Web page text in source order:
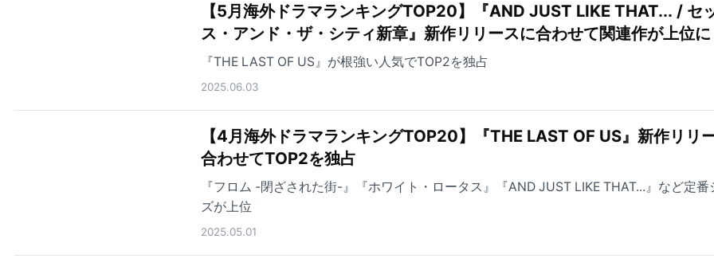
【5月海外ドラマランキングTOP20】『AND JUST LIKE THAT... / セ
ス・アンド・ザ・シティ新章』新作リリースに合わせて関連作が上位に
『THE LAST OF US』が根強い人気でTOP2を独占
2025.06.03
【4月海外ドラマランキングTOP20】『THE LAST OF US』新作リリ
合わせてTOP2を独占
『フロム -閉ざされた街-』『ホワイト・ロータス』『AND JUST LIKE THAT...』など定番
ズが上位
2025.05.01